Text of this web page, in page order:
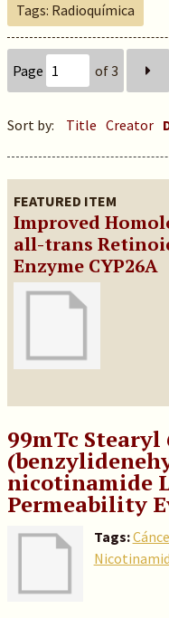
Tags: Radioquímica
Page of 3
Sort by: Title Creator
FEATURED ITEM
Improved
all-trans
Enzyme CYP26A
99mTc Stearyl
nicotinamide
Permeability
Tags: